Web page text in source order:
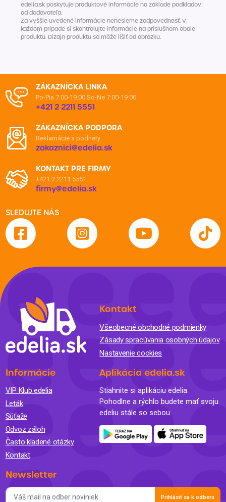
edelia.sk poskytuje produktové informácie na základe podkladov
od dodávateľa.
Za vyššie uvedené informácie nenesieme zodpovednosť. V
každom prípade si skontrolujte informácie na príslušnom obale
produktu. Dizajn produktu sa môže líšiť od obrázku.
ZÁKAZNÍCKA LINKA
Po-Pia 7:00-19:00 So-Ne 7:00-19:00
+421 2 2211 5551
ZÁKAZNÍCKA PODPORA
Reklamácie a podnety
zakaznici@edelia.sk
KONTAKT PRE FIRMY
+421 2 2211 5551
firmy@edelia.sk
SLEDUJTE NÁS
Kontakt
Všeobecné obchodné podmienky
Zásady spracúvania osobných údajov
Nastavenie cookies
Informácie
VIP Klub edelia
Leták
Súťaže
Odvoz záloh
Často kladené otázky
Kontakt
Aplikácia edelia.sk
Stiahnite si aplikáciu edelia.
Pohodlne a rýchlo budete mať svoju
edeliu stále so sebou.
Newsletter
Prihlásiť sa k odberu